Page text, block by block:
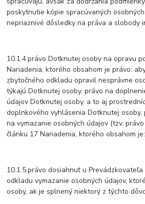
poskytnutie kópie spracúvaných
nepriaznivé dôsledky na práva a slobody
10.1.4.právo Dotknutej osoby na opravu
Nariadenia, ktorého obsahom je právo:
zbytočného odkladu opravil nesprávne
týkajú Dotknutej osoby. právo na
údajov Dotknutej osoby, a to aj
doplnkového vyhlásenia Dotknutej
na vymazanie osobných údajov (tzv.
článku 17 Nariadenia, ktorého obsahom je:
10.1.5.právo dosiahnuť u
odkladu vymazanie osobných údajov,
osoby, ak je splnený niektorý z týchto